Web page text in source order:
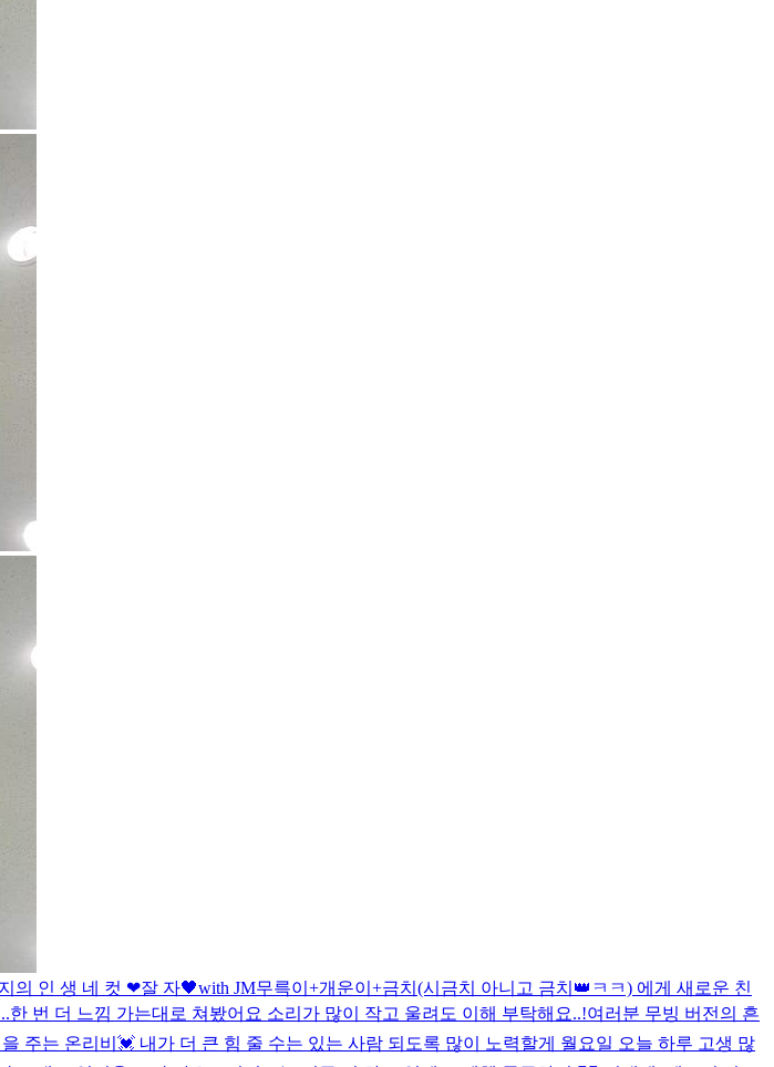
의 인 생 네 컷 ❤잘 자🖤with JM무륵이+개운이+금치(시금치 아니고 금치👑ㅋㅋ) 에게 새로운 친
한 번 더 느낌 가는대로 쳐봤어요 소리가 많이 작고 울려도 이해 부탁해요..!여러분 무빙 버전의 흔
주는 온리비💓 내가 더 큰 힘 줄 수는 있는 사람 되도록 많이 노력할게 월요일 오늘 하루 고생 많